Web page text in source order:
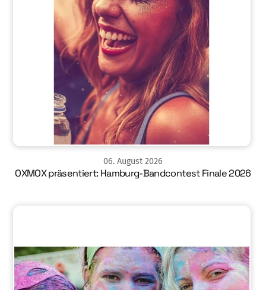
06. August 2026
OXMOX präsentiert: Hamburg-Bandcontest Finale 2026